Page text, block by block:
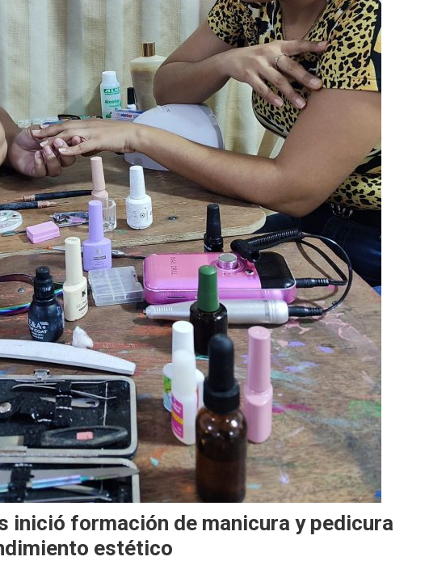
inició formación de manicura y pedicura
estético